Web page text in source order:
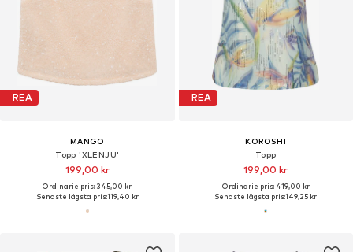
REA
MANGO
Topp 'XLENJU'
199,00 kr
Ordinarie pris: 345,00 kr
Senaste lägsta pris:119,40 kr
REA
KOROSHI
Topp
199,00 kr
Ordinarie pris: 419,00 kr
Senaste lägsta pris:149,25 kr